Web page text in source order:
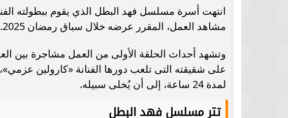
مشاهد العمل، المقرر عرضه خلال سباق رمضان 2025.
وتشهد أحداث الحلقة الأولى من العمل مشاجرة بين
على شقيقته التى تلعب دورها الفنانة «كارولين
لمدة 24 ساعة، إلى أن يُخلى سبيله.
تتر مسلسل فهد البطل